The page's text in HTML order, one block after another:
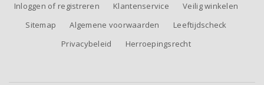
Inloggen of registreren Klantenservice
Veilig winkelen
Sitemap
Algemene voorwaarden
Leeftijdscheck
Privacybeleid
Herroepingsrecht